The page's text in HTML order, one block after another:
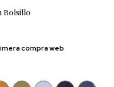
Bolsillo
compra web